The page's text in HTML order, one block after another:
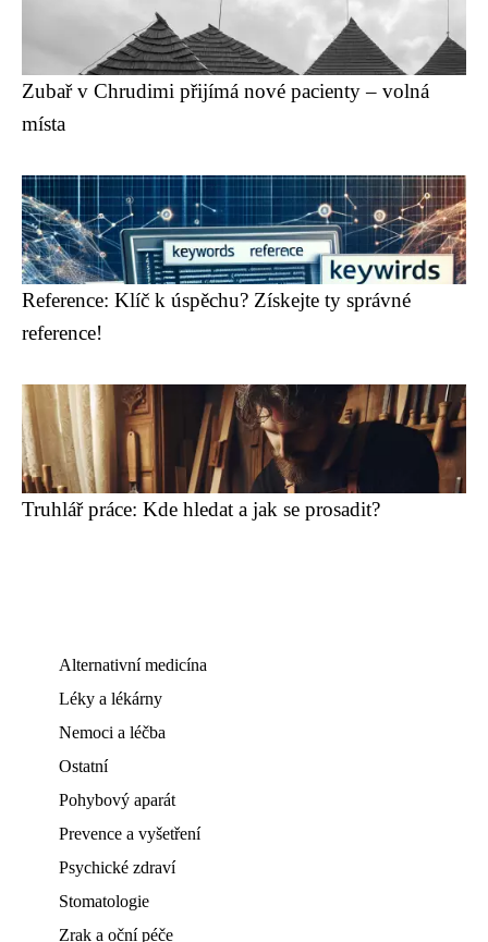
Zubař v Chrudimi přijímá nové pacienty – volná
místa
Reference: Klíč k úspěchu? Získejte ty správné
reference!
Truhlář práce: Kde hledat a jak se prosadit?
Alternativní medicína
Léky a lékárny
Nemoci a léčba
Ostatní
Pohybový aparát
Prevence a vyšetření
Psychické zdraví
Stomatologie
Zrak a oční péče